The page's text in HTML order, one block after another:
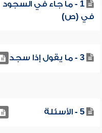
1 - ما جاء في السجود
في (ص)
3 - ما يقول إذا سجد
5 - الأسئلة